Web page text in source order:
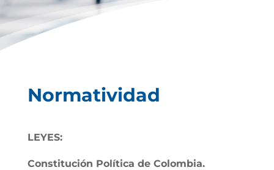
Normatividad
LEYES:
Constitución Política de Colombia.